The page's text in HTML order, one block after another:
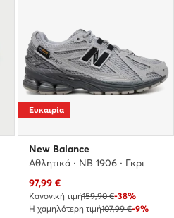
Ευκαιρία
New Balance
Αθλητικά · NB 1906 · Γκρι
Τρέχουσα τιμή
97,99 €
Κανονική τιμή159,90 €-38%
Η χαμηλότερη τιμή107,99 €-9%